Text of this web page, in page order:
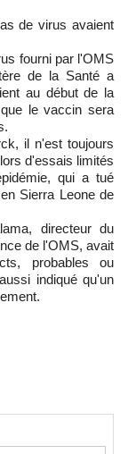
de virus avaient
fourni par l'OMS
de la Santé a
au début de la
le vaccin sera
il n'est toujours
d'essais limités
qui a tué
Sierra Leone de
directeur du
de l'OMS, avait
probables ou
indiqué qu'un